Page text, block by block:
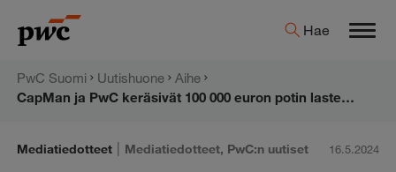
sisältöön
PwC:n
Hae
PwC Suomi Uutishuone
Aihe
CapMan ja PwC keräsivät 100 000 euron potin lasten ja nuorten hyväksi
Mediatiedotteet | Mediatiedotteet, PwC:n uutiset 16.5.2024